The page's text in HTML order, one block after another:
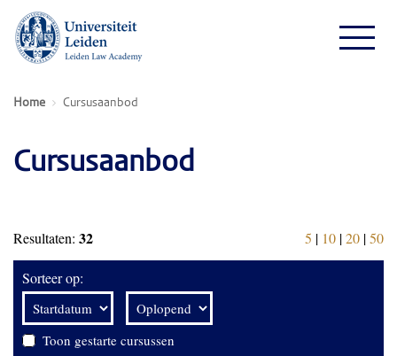
Home Cursusaanbod
Cursusaanbod
Resultaten: 32 5 | 10 |20 |50
Sorteer op:
Toon gestarte cursussen